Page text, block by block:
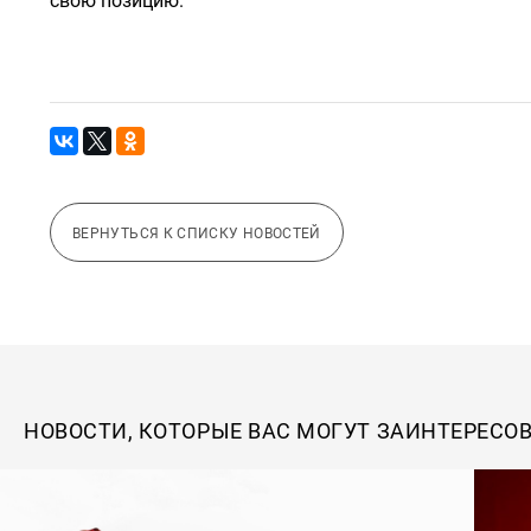
ВЕРНУТЬСЯ К СПИСКУ НОВОСТЕЙ
НОВОСТИ, КОТОРЫЕ ВАС МОГУТ